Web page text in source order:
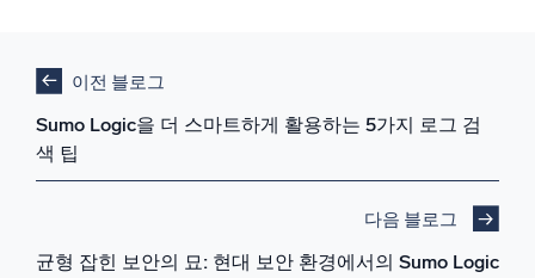
이전 블로그
Sumo Logic을 더 스마트하게 활용하는 5가지 로그 검
색 팁
다음 블로그
균형 잡힌 보안의 묘: 현대 보안 환경에서의 Sumo Logic